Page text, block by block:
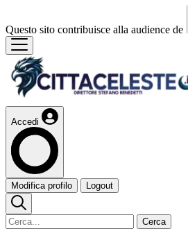
Questo sito contribuisce alla audience de
Accedi
Modifica profilo Logout
Cerca